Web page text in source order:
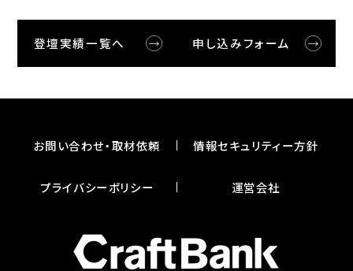
登壇実績一覧へ 申し込みフォーム
お問い合わせ・取材依頼 情報セキュリティー⽅針
プライバシーポリシー 運営会社